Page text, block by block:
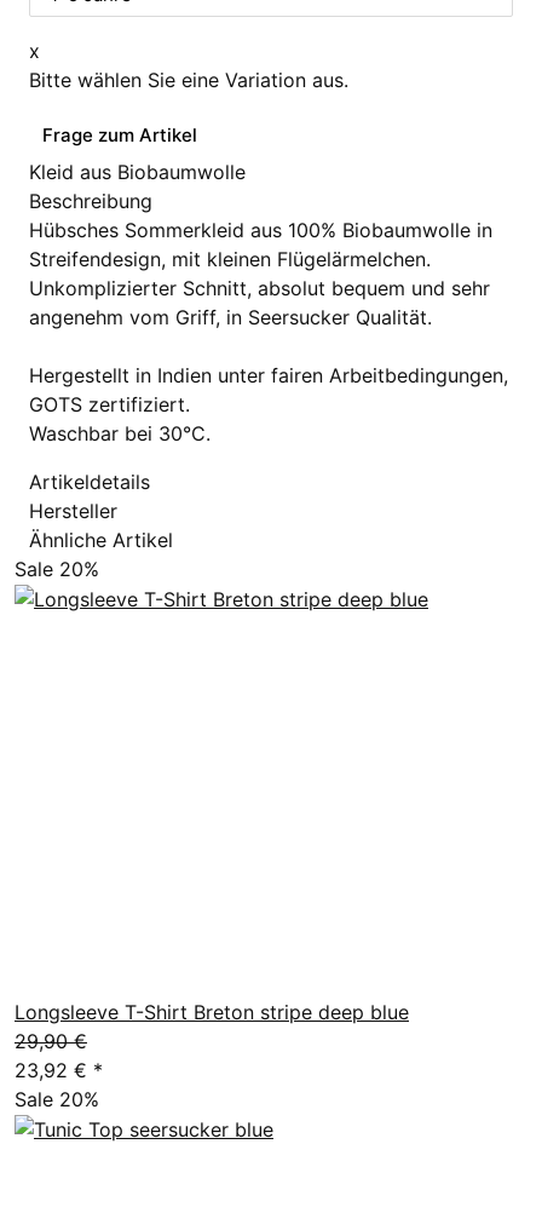
x
Bitte wählen Sie eine Variation aus.
Frage zum Artikel
Kleid aus Biobaumwolle
Beschreibung
Hübsches Sommerkleid aus 100% Biobaumwolle in
Streifendesign, mit kleinen Flügelärmelchen.
Unkomplizierter Schnitt, absolut bequem und sehr
angenehm vom Griff, in Seersucker Qualität.
Hergestellt in Indien unter fairen Arbeitbedingungen,
GOTS zertifiziert.
Waschbar bei 30°C.
Artikeldetails
Hersteller
Ähnliche Artikel
Sale 20%
Longsleeve T-Shirt Breton stripe deep blue
29,90 €
23,92 € *
Sale 20%